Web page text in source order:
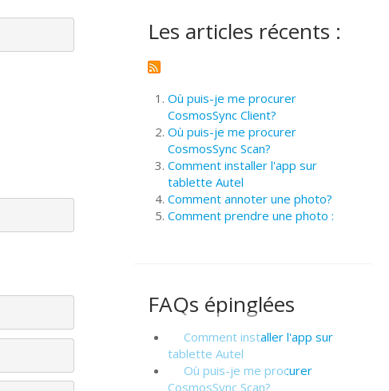
Les articles récents :
Où puis-je me procurer
CosmosSync Client?
Où puis-je me procurer
CosmosSync Scan?
Comment installer l'app sur
tablette Autel
Comment annoter une photo?
Comment prendre une photo :
FAQs épinglées
Comment installer l'app sur
tablette Autel
Où puis-je me procurer
CosmosSync Scan?